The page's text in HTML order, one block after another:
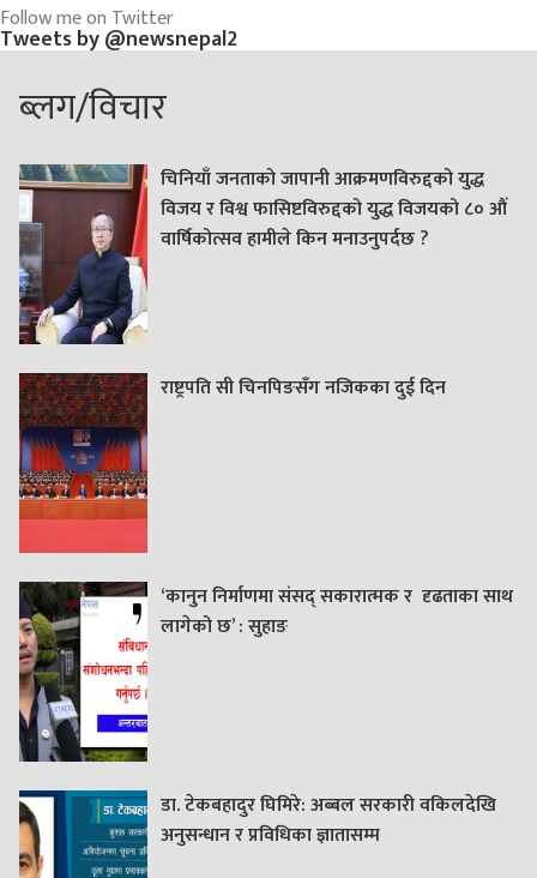
Follow me on Twitter
Tweets by @newsnepal2
ब्लग/विचार
चिनियाँ जनताको जापानी आक्रमणविरुद्दको युद्ध
विजय र विश्व फासिष्टविरुद्दको युद्ध विजयको ८० औं
वार्षिकोत्सव हामीले किन मनाउनुपर्दछ ?
राष्ट्रपति सी चिनपिङसँग नजिकका दुई दिन
‘कानुन निर्माणमा संसद् सकारात्मक र दृढताका साथ
लागेको छ’ : सुहाङ
डा. टेकबहादुर घिमिरे: अब्बल सरकारी वकिलदेखि
अनुसन्धान र प्रविधिका ज्ञातासम्म